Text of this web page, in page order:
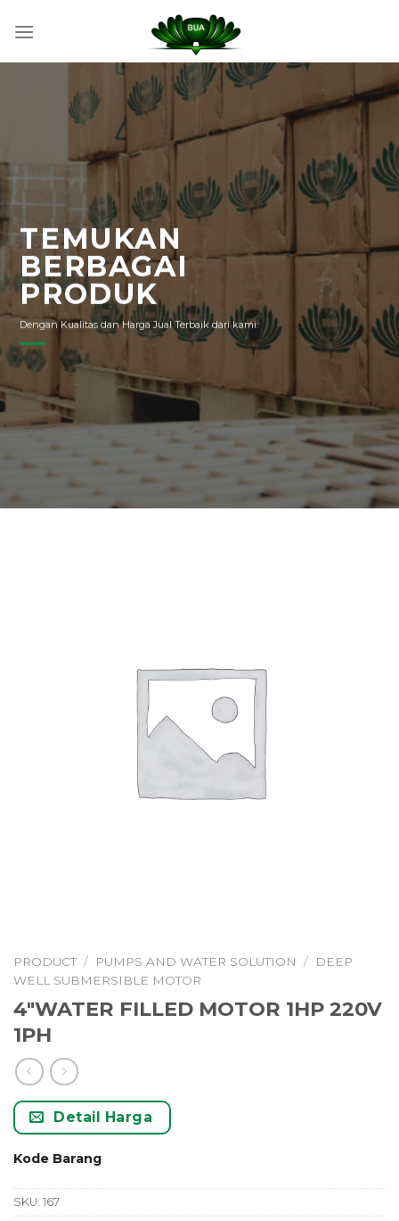
TEMUKAN
BERBAGAI
PRODUK
Dengan Kualitas dan Harga Jual Terbaik dari kami.
PRODUCT / PUMPS AND WATER SOLUTION /
DEEP
WELL SUBMERSIBLE MOTOR
4″WATER FILLED MOTOR 1HP 220V
1PH
Detail Harga
Kode Barang
SKU: 167